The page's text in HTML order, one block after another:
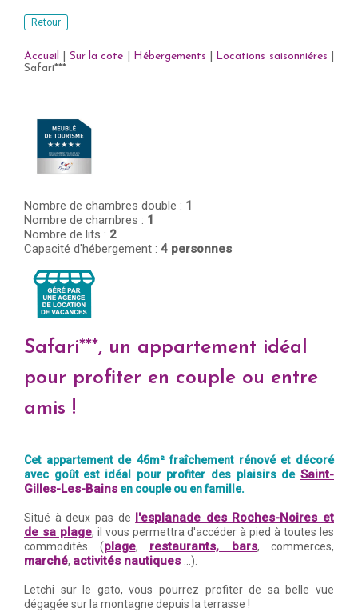
Retour
Accueil Sur la cote Hébergements Locations saisonniéres
Safari***
Nombre de chambres double : 1
Nombre de chambres : 1
Nombre de lits : 2
Capacité d'hébergement : 4 personnes
Safari***, un appartement idéal
pour profiter en couple ou entre
amis !
Cet appartement de 46m² fraîchement rénové et décoré
avec goût est idéal pour profiter des plaisirs de Saint-
Gilles-Les-Bains en couple ou en famille.
Situé à deux pas de l'esplanade des Roches-Noires et
de sa plage, il vous permettra d'accéder à pied à toutes les
commodités (plage, restaurants, bars, commerces,
marché, activités nautiques ...).
Letchi sur le gato, vous pourrez profiter de sa belle vue
dégagée sur la montagne depuis la terrasse !